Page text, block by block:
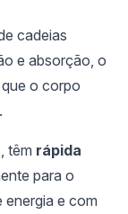
cadeias
e absorção, o
o corpo
.
têm rápida
para o
energia e com